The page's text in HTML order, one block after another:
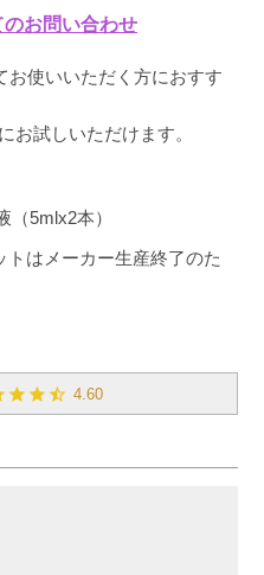
お問い合わせ
お使いいただく方におすす
お試しいただけます。
（5mlx2本）
はメーカー生産終了のた
4.60